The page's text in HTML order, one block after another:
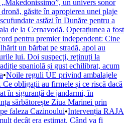
un univers sonor
găsite în apropierea unei plaje
astăzi în Dunăre pentru a
de la Cernavodă. Operațiunea a fost
pentru premier independent: Cine
un bărbat pe stradă, apoi au
lui. Doi suspecți, reținuți la
spaniolă și gust echilibrat, acum
•Noile reguli UE privind ambalajele
obligații au firmele și ce riscă dacă
în siguranță de jandarmi, în
sărbătorește Ziua Marinei prin
faleza Cazinoului•Intervenția RAJA
decât era estimat. Când va fi